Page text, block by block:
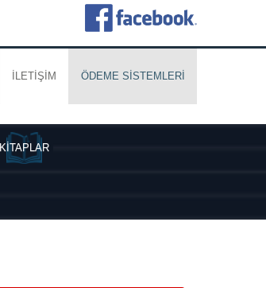
İLETİŞİM ÖDEME SİSTEMLERİ
KİTAPLAR